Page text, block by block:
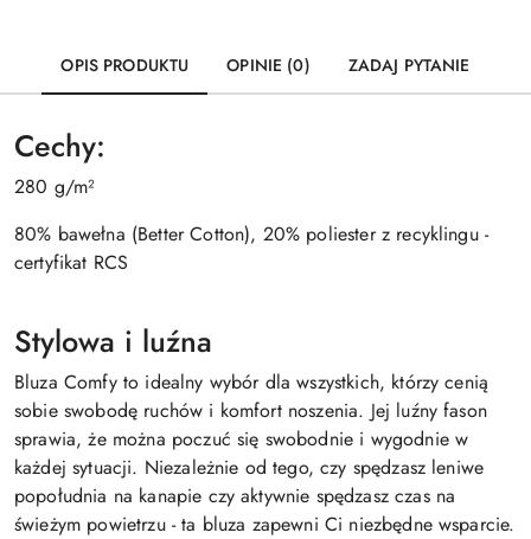
OPIS PRODUKTU OPINIE (0) ZADAJ PYTANIE
Cechy:
280 g/m²
80% bawełna (Better Cotton), 20% poliester z recyklingu -
certyfikat RCS
Stylowa i luźna
Bluza Comfy to idealny wybór dla wszystkich, którzy cenią
sobie swobodę ruchów i komfort noszenia. Jej luźny fason
sprawia, że można poczuć się swobodnie i wygodnie w
każdej sytuacji. Niezależnie od tego, czy spędzasz leniwe
popołudnia na kanapie czy aktywnie spędzasz czas na
świeżym powietrzu - ta bluza zapewni Ci niezbędne wsparcie.